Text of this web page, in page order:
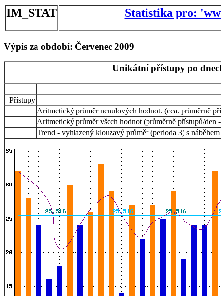
IM_STAT Statistika pro:
Výpis za období: Červenec 2009
Unikátní přístupy po
Přístupy
Aritmetický průměr nenulových hodnot. (cca. průměrně
Aritmetický průměr všech hodnot (průměrně přístupů/den
Trend - vyhlazený klouzavý průměr (perioda 3) s náběhem